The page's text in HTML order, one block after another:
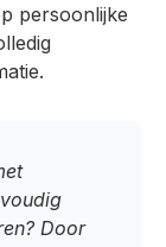
persoonlijke
Door